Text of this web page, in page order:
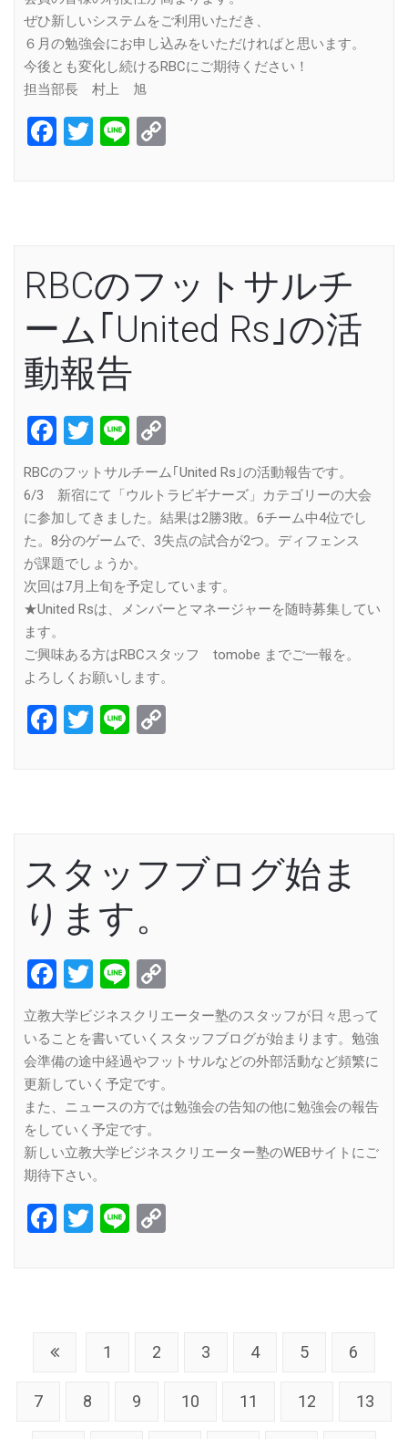
ぜひ新しいシステムをご利用いただき、
６月の勉強会にお申し込みをいただければと思います。
今後とも変化し続けるRBCにご期待ください！
担当部長 村上 旭
Facebook
Twitter
Line
RBCのフットサルチ
ーム｢United Rs｣の活
動報告
Facebook
Twitter
Line
Link
RBCのフットサルチーム｢United Rs｣の活動報告です。
6/3 新宿にて「ウルトラビギナーズ」カテゴリーの大会
に参加してきました。結果は2勝3敗。6チーム中4位でし
た。8分のゲームで、3失点の試合が2つ。ディフェンス
が課題でしょうか。
次回は7月上旬を予定しています。
★United Rsは、メンバーとマネージャーを随時募集してい
ます。
ご興味ある方はRBCスタッフ tomobe までご一報を。
よろしくお願いします。
Facebook
Twitter
Line
スタッフブログ始ま
ります。
Facebook
Twitter
Line
Link
立教大学ビジネスクリエーター塾のスタッフが日々思って
いることを書いていくスタッフブログが始まります。勉強
会準備の途中経過やフットサルなどの外部活動など頻繁に
更新していく予定です。
また、ニュースの方では勉強会の告知の他に勉強会の報告
をしていく予定です。
新しい立教大学ビジネスクリエーター塾のWEBサイトにご
期待下さい。
Facebook
Twitter
Line
1 2 3 4 5 6
7 8 9 10 11 12 13